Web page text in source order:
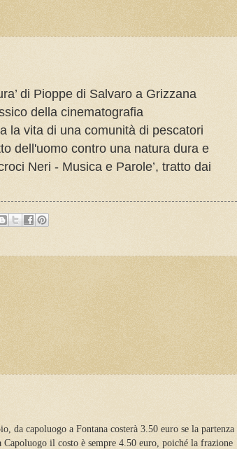
di Pioppe di Salvaro a Grizzana
della cinematografia
la vita di una comunità di pescatori
dell'uomo contro una natura dura e
Neri - Musica e Parole’, tratto dai
da capoluogo a Fontana costerà 3.50 euro se la partenza
Capoluogo il costo è sempre 4.50 euro, poiché la frazione